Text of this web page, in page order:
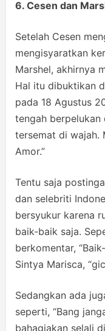
6. Cesen dan
Setelah Cesen
mengisyaratkan
Marshel, akhirnya
Hal itu dibuktikan
pada 18 Agustus
tengah berpelukan
tersemat di wajah.
Amor.”
Tentu saja
dan selebriti
bersyukur karena
baik-baik saja.
berkomentar,
Sintya Marisca,
Sedangkan ada
seperti, “Bang
bahagiakan selali